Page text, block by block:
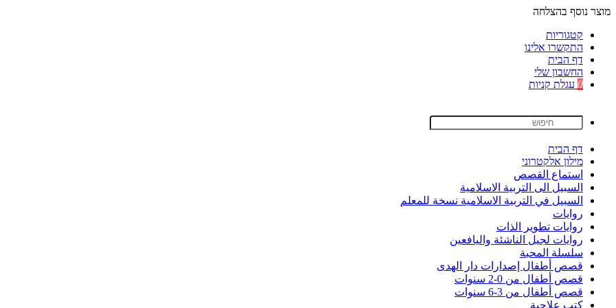
מוצר נוסף בהצלחה
קטגוריות
התקשרו אלינו
דף הבית
החשבון שלי
0 עגלת קניות
דף הבית
מילון אלקטרוני
استماع القصص
السبيل الى التربية الاسلامية
السبيل في التربية الاسلامية نسخة للمعلم
روايات
روايات تطوير الذات
روايات لجيل الناشئة واليافعين
سلسلة المحبة
قصص أطفال إصدارات دار الهدى
قصص أطفال من 0-2 سنوات
قصص أطفال من 3-6 سنوات
كتب علاجية